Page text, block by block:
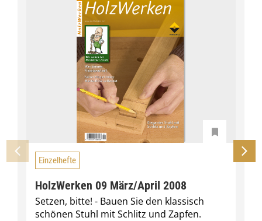
Einzelhefte
HolzWerken 09 März/April 2008
Setzen, bitte! - Bauen Sie den klassisch
schönen Stuhl mit Schlitz und Zapfen.